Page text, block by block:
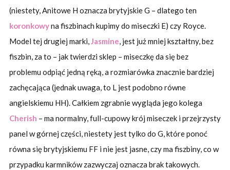
(niestety, Anitowe H oznacza brytyjskie G – dlatego ten
koronkowyna fiszbinach kupimy do miseczki E) czy Royce.
Model tej drugiej marki,Jasmine, jest już mniej kształtny, bez
fiszbin, za to – jak twierdzi sklep – miseczkę da się bez
problemu odpiąć jedną ręką, a rozmiarówka znacznie bardziej
zachęcająca (jednak uwaga, to L jest podobno równe
angielskiemu HH). Całkiem zgrabnie wygląda jego kolega
Cherish – ma normalny, full-cupowy krój miseczek i przejrzysty
panel w górnej części, niestety jest tylko do G, które ponoć
równa się brytyjskiemu FF i nie jest jasne, czy ma fiszbiny, co w
przypadku karmników zazwyczaj oznacza brak takowych.